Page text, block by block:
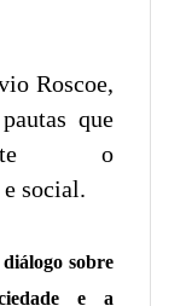
Roscoe,
que
o
social.
sobre
e a